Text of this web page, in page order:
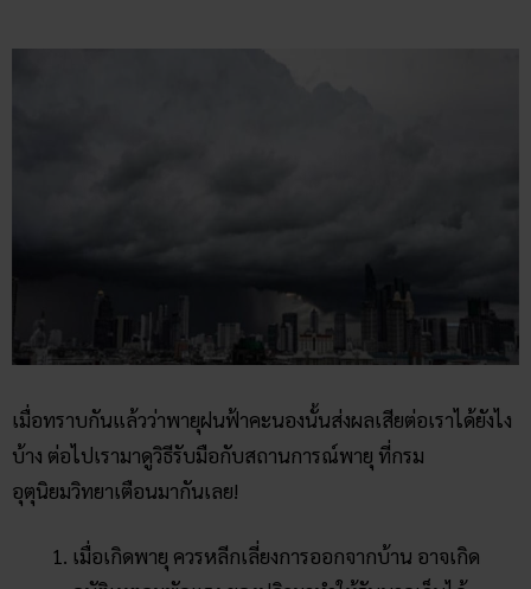
เมื่อทราบกันแล้วว่าพายุฝนฟ้าคะนองนั้นส่งผลเสียต่อเราได้ยังไง
บ้าง ต่อไปเรามาดูวิธีรับมือกับสถานการณ์พายุ ที่กรม
อุตุนิยมวิทยาเตือนมากันเลย!
เมื่อเกิดพายุ ควรหลีกเลี่ยงการออกจากบ้าน อาจเกิด